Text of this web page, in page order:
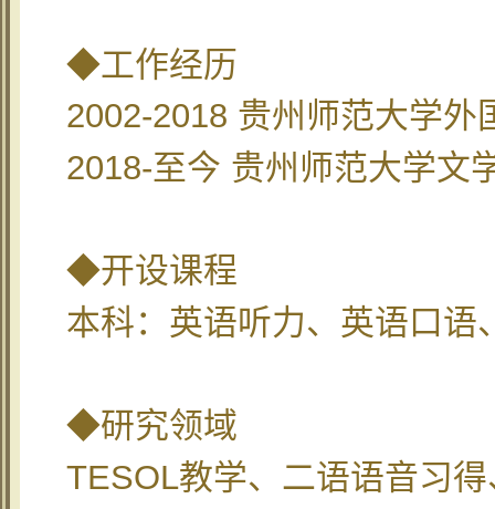
◆工作经历
2002-2018 贵州师范大学外
2018-至今 贵州师范大学文
◆开设课程
本科：英语听力、英语口语
◆研究领域
TESOL教学、二语语音习